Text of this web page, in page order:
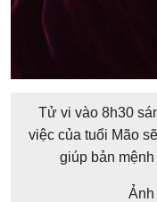
Tử vi vào 8h30
việc của tuổi Mão
giúp bản
Ảnh